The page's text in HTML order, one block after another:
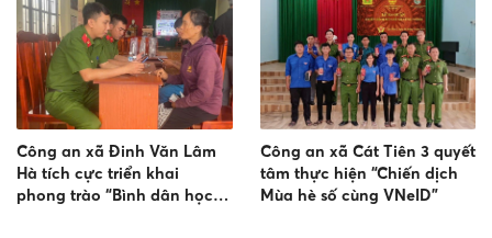
Công an xã Đinh Văn Lâm
Hà tích cực triển khai
phong trào “Bình dân học
Công an xã Cát Tiên 3 quyết
tâm thực hiện “Chiến dịch
Mùa hè số cùng VNeID”